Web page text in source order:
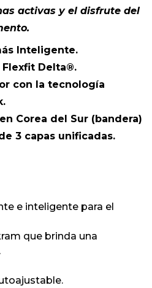
activas y el disfrute del
Inteligente.
Flexfit Delta®.
con la tecnología
Corea del Sur (bandera)
3 capas unificadas.
e inteligente para el
que brinda una